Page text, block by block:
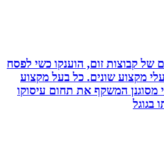
זום, הוענקו כשי לפסח
שונים. כל בעל מקצוע
המשקף את תחום עיסוקו